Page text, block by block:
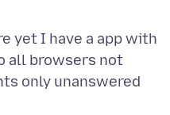
yet I have a app with
all browsers not
only unanswered